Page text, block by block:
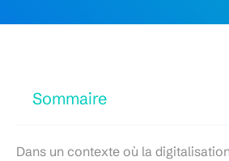
Sommaire
Dans un contexte où la